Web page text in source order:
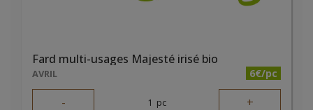
Fard multi-usages Majesté irisé bio
AVRIL 6€/pc
- 1 pc +